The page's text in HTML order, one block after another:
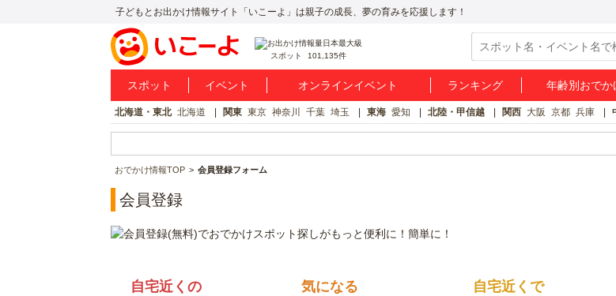
子どもとお出かけ情報サイト「いこーよ」は親子の成長、夢の育みを応援します！
スポット 101,135件
スポット イベント オンラインイベント ランキング 年齢別おでか
北海道・東北 北海道 関東 東京 神奈川 千葉 埼玉 東海 愛知 北陸・甲信越 関西 大阪 京都 兵庫
おでかけ情報TOP 会員登録フォーム
会員登録
自宅近くの
気になる
自宅近くで